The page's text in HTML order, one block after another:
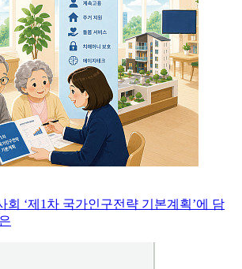
회 ‘제1차 국가인구전략 기본계획’에 담